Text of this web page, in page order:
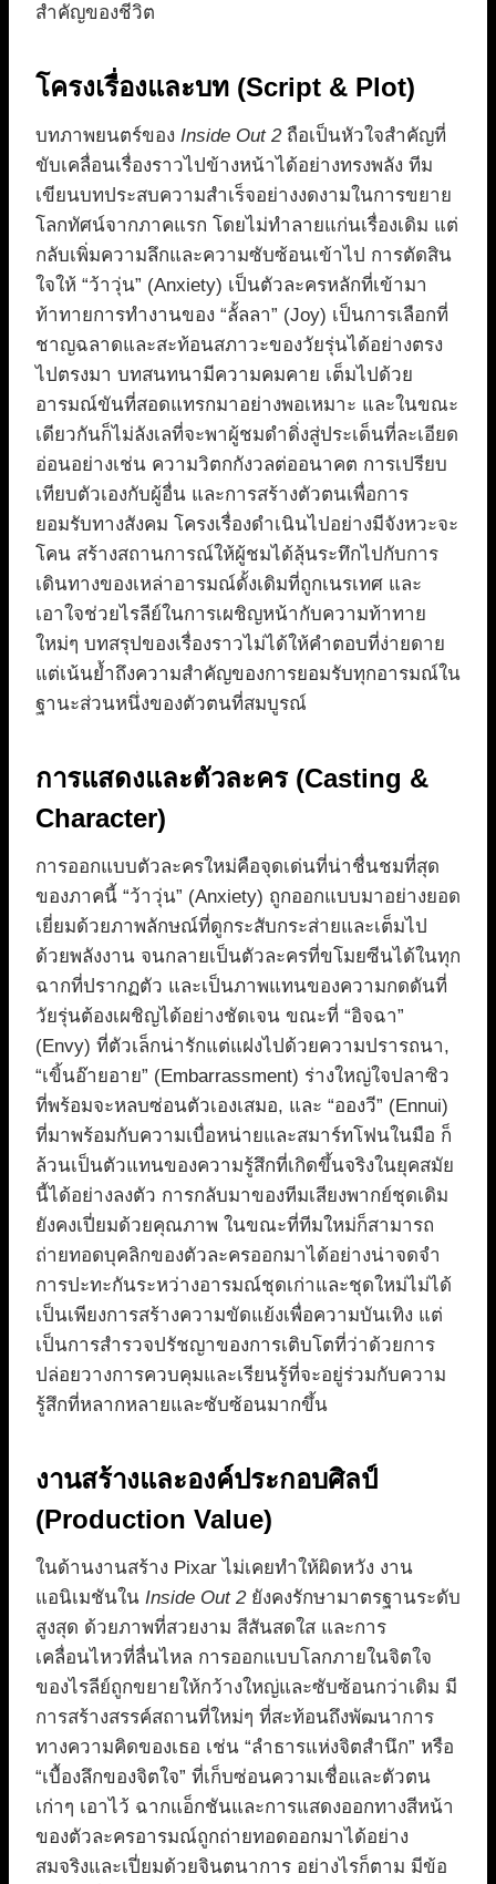
สำคัญของชีวิต
โครงเรื่องและบท (Script & Plot)
บทภาพยนตร์ของ Inside Out 2ถือเป็นหัวใจสำคัญที่
ขับเคลื่อนเรื่องราวไปข้างหน้าได้อย่างทรงพลัง ทีม
เขียนบทประสบความสำเร็จอย่างงดงามในการขยาย
โลกทัศน์จากภาคแรก โดยไม่ทำลายแก่นเรื่องเดิม แต่
กลับเพิ่มความลึกและความซับซ้อนเข้าไป การตัดสิน
ใจให้ “ว้าวุ่น” (Anxiety) เป็นตัวละครหลักที่เข้ามา
ท้าทายการทำงานของ “ลั้ลลา” (Joy) เป็นการเลือกที่
ชาญฉลาดและสะท้อนสภาวะของวัยรุ่นได้อย่างตรง
ไปตรงมา บทสนทนามีความคมคาย เต็มไปด้วย
อารมณ์ขันที่สอดแทรกมาอย่างพอเหมาะ และในขณะ
เดียวกันก็ไม่ลังเลที่จะพาผู้ชมดำดิ่งสู่ประเด็นที่ละเอียด
อ่อนอย่างเช่น ความวิตกกังวลต่ออนาคต การเปรียบ
เทียบตัวเองกับผู้อื่น และการสร้างตัวตนเพื่อการ
ยอมรับทางสังคม โครงเรื่องดำเนินไปอย่างมีจังหวะจะ
โคน สร้างสถานการณ์ให้ผู้ชมได้ลุ้นระทึกไปกับการ
เดินทางของเหล่าอารมณ์ดั้งเดิมที่ถูกเนรเทศ และ
เอาใจช่วยไรลีย์ในการเผชิญหน้ากับความท้าทาย
ใหม่ๆ บทสรุปของเรื่องราวไม่ได้ให้คำตอบที่ง่ายดาย
แต่เน้นย้ำถึงความสำคัญของการยอมรับทุกอารมณ์ใน
ฐานะส่วนหนึ่งของตัวตนที่สมบูรณ์
การแสดงและตัวละคร (Casting &
Character)
การออกแบบตัวละครใหม่คือจุดเด่นที่น่าชื่นชมที่สุด
ของภาคนี้ “ว้าวุ่น” (Anxiety) ถูกออกแบบมาอย่างยอด
เยี่ยมด้วยภาพลักษณ์ที่ดูกระสับกระส่ายและเต็มไป
ด้วยพลังงาน จนกลายเป็นตัวละครที่ขโมยซีนได้ในทุก
ฉากที่ปรากฏตัว และเป็นภาพแทนของความกดดันที่
วัยรุ่นต้องเผชิญได้อย่างชัดเจน ขณะที่ “อิจฉา”
(Envy) ที่ตัวเล็กน่ารักแต่แฝงไปด้วยความปรารถนา,
“เขิ้นอ๊ายอาย” (Embarrassment) ร่างใหญ่ใจปลาซิว
ที่พร้อมจะหลบซ่อนตัวเองเสมอ, และ “อองวี” (Ennui)
ที่มาพร้อมกับความเบื่อหน่ายและสมาร์ทโฟนในมือ ก็
ล้วนเป็นตัวแทนของความรู้สึกที่เกิดขึ้นจริงในยุคสมัย
นี้ได้อย่างลงตัว การกลับมาของทีมเสียงพากย์ชุดเดิม
ยังคงเปี่ยมด้วยคุณภาพ ในขณะที่ทีมใหม่ก็สามารถ
ถ่ายทอดบุคลิกของตัวละครออกมาได้อย่างน่าจดจำ
การปะทะกันระหว่างอารมณ์ชุดเก่าและชุดใหม่ไม่ได้
เป็นเพียงการสร้างความขัดแย้งเพื่อความบันเทิง แต่
เป็นการสำรวจปรัชญาของการเติบโตที่ว่าด้วยการ
ปล่อยวางการควบคุมและเรียนรู้ที่จะอยู่ร่วมกับความ
รู้สึกที่หลากหลายและซับซ้อนมากขึ้น
งานสร้างและองค์ประกอบศิลป์
(Production Value)
ในด้านงานสร้าง Pixar ไม่เคยทำให้ผิดหวัง งาน
แอนิเมชันใน Inside Out 2ยังคงรักษามาตรฐานระดับ
สูงสุด ด้วยภาพที่สวยงาม สีสันสดใส และการ
เคลื่อนไหวที่ลื่นไหล การออกแบบโลกภายในจิตใจ
ของไรลีย์ถูกขยายให้กว้างใหญ่และซับซ้อนกว่าเดิม มี
การสร้างสรรค์สถานที่ใหม่ๆ ที่สะท้อนถึงพัฒนาการ
ทางความคิดของเธอ เช่น “ลำธารแห่งจิตสำนึก” หรือ
“เบื้องลึกของจิตใจ” ที่เก็บซ่อนความเชื่อและตัวตน
เก่าๆ เอาไว้ ฉากแอ็กชันและการแสดงออกทางสีหน้า
ของตัวละครอารมณ์ถูกถ่ายทอดออกมาได้อย่าง
สมจริงและเปี่ยมด้วยจินตนาการ อย่างไรก็ตาม มีข้อ